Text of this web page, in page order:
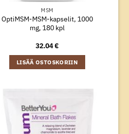
MSM
OptiMSM-MSM-kapselit, 1000
mg, 180 kpl
32.04€
LISÄÄ OSTOSKORIIN